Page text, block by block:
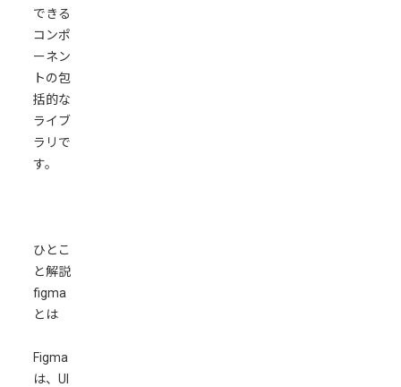
できる
コンポ
ーネン
トの包
括的な
ライブ
ラリで
す。
ひとこ
と解説
figma
とは
Figma
は、UI